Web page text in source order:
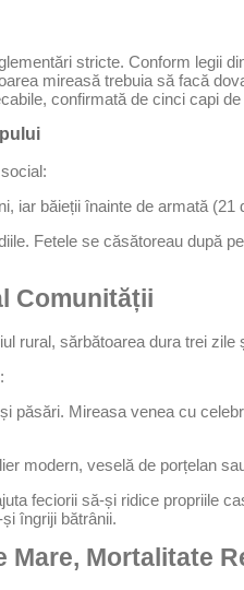
stricte. Conform legii
mireasă trebuia să facă
confirmată de cinci capi
iar băieții înainte de armată (21
Fetele se căsătoreau după
Comunității
rural, sărbătoarea dura trei zile
păsări. Mireasa venea cu
modern, veselă de porțelan
feciorii să-și ridice propriile
îngriji bătrânii.
Mortalitate